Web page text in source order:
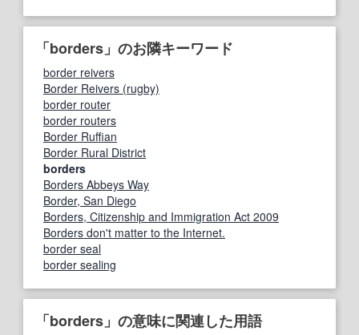
「borders」のお隣キーワード
border reivers
Border Reivers (rugby)
border router
border routers
Border Ruffian
Border Rural District
borders
Borders Abbeys Way
Border, San Diego
Borders, Citizenship and Immigration Act 2009
Borders don't matter to the Internet.
border seal
border sealing
「borders」の意味に関連した用語